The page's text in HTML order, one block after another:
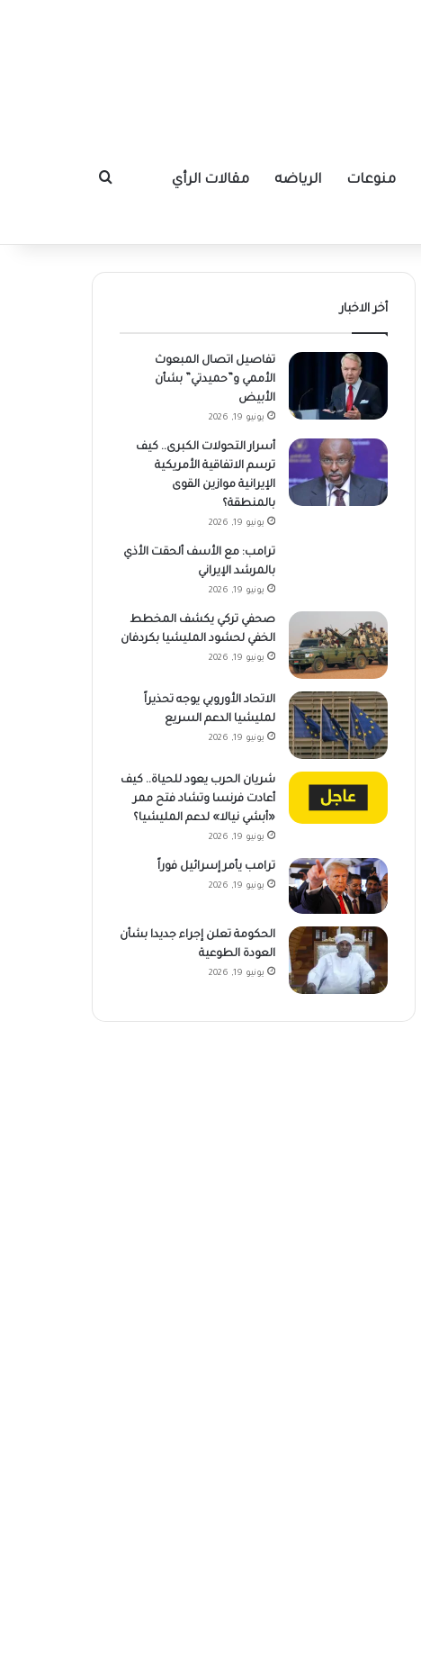
منوعات الرياضه مقالات الرأي بحث عن
أخر الاخبار
تفاصيل اتصال المبعوث
الأممي و”حميدتي” بشأن
الأبيض
يونيو 19, 2026
أسرار التحولات الكبرى.. كيف
ترسم الاتفاقية الأمريكية
الإيرانية موازين القوى
بالمنطقة؟
يونيو 19, 2026
ترامب: مع الأسف ألحقت الأذي
بالمرشد الإيراني
يونيو 19, 2026
صحفي تركي يكشف المخطط
الخفي لحشود المليشيا بكردفان
يونيو 19, 2026
الاتحاد الأوروبي يوجه تحذيراً
لمليشيا الدعم السريع
يونيو 19, 2026
شريان الحرب يعود للحياة.. كيف
أعادت فرنسا وتشاد فتح ممر
«أبشي نيالا» لدعم المليشيا؟
يونيو 19, 2026
ترامب يأمر إسرائيل فوراً
يونيو 19, 2026
الحكومة تعلن إجراء جديدا بشأن
العودة الطوعية
يونيو 19, 2026